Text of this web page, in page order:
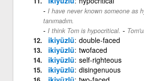
I have never known someone as
tanımadım.
I think Tom is hypocritical. -
ikiyüzlü double-faced
ikiyüzlü twofaced
ikiyüzlü self-righteous
ikiyüzlü disingenuous